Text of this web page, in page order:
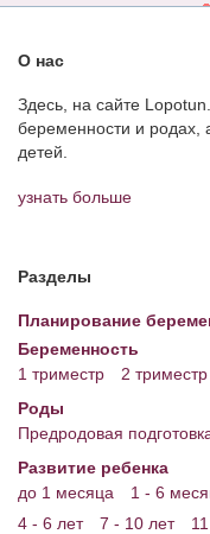
О нас
Здесь, на сайте
беременности и родах,
детей.
узнать больше
Разделы
Планирование
Беременность
1 триместр
2 триместр
Роды
Предродовая
Развитие ребенка
до 1 месяца
1 - 6
4 - 6 лет
7 - 10 лет